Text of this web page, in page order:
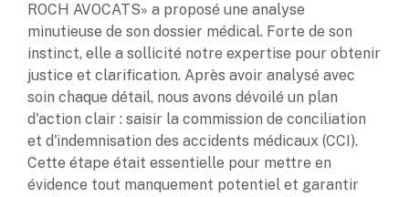
ROCH AVOCATS» a proposé une analyse
minutieuse de son dossier médical. Forte de son
instinct, elle a sollicité notre expertise pour obtenir
justice et clarification. Après avoir analysé avec
soin chaque détail, nous avons dévoilé un plan
d'action clair : saisir la commission de conciliation
et d'indemnisation des accidents médicaux (CCI).
Cette étape était essentielle pour mettre en
évidence tout manquement potentiel et garantir